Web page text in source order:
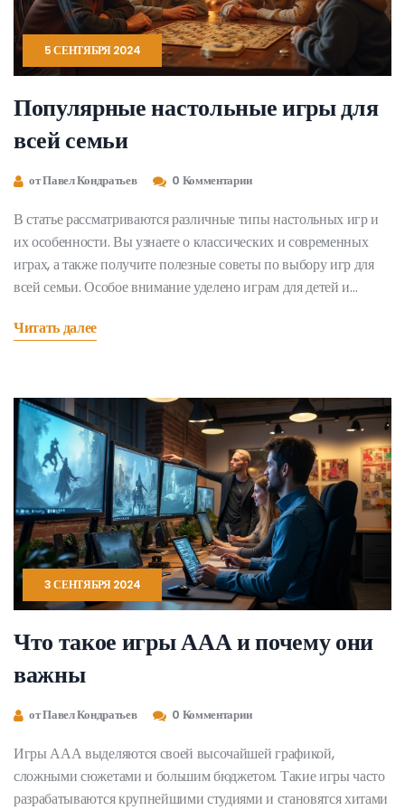
5 СЕНТЯБРЯ 2024
Популярные настольные игры для
всей семьи
от Павел Кондратьев 0 Комментарии
В статье рассматриваются различные типы настольных игр и
их особенности. Вы узнаете о классических и современных
играх, а также получите полезные советы по выбору игр для
всей семьи. Особое внимание уделено играм для детей и
Читать далее
3 СЕНТЯБРЯ 2024
Что такое игры ААА и почему они
важны
от Павел Кондратьев 0 Комментарии
Игры ААА выделяются своей высочайшей графикой,
сложными сюжетами и большим бюджетом. Такие игры часто
разрабатываются крупнейшими студиями и становятся хитами